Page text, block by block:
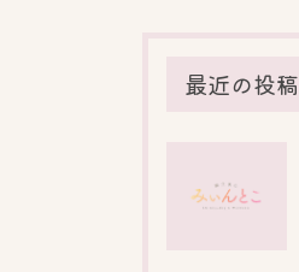
最近の投稿